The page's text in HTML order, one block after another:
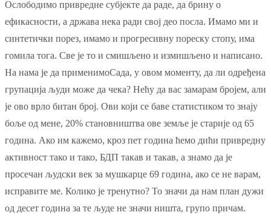
Ослободимо привредне субјекте да раде, да брину о
ефикасности, а држава нека ради свој део посла. Имамо ми и
синтетички порез, имамо и прогресивну пореску стопу, има
гомила тога. Све је то и смишљено и измишљено и написано.
На нама је да применимоСада, у овом моменту, да ли одређена
групација људи може да чека? Нећу да вас замарам бројем, али
је ово врло битан број. Ови који се баве статистиком то знају
боље од мене, 20% становништва ове земље је старије од 65
година. Ако им кажемо, кроз пет година ћемо дићи привредну
активност тако и тако, БДП такав и такав, а знамо да је
просечан људски век за мушкарце 69 година, ако се не варам,
исправите ме. Колико је тренутно? То значи да нам план дужи
од десет година за те људе не значи ништа, групо причам.